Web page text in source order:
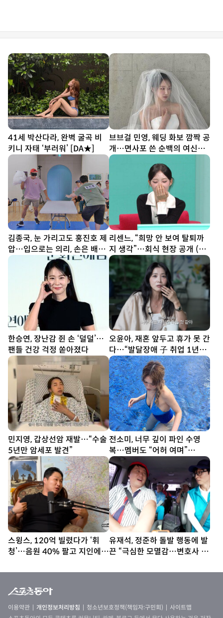
41세 박산다라, 완벽 굴곡 비
키니 자태 ‘부러워’ [DA★]
브브걸 민영, 웨딩 화보 깜짝 공
개…면사포 쓴 순백의 여신
[DA★]
김종국, 눈 가리고도 홍진호 제
압…입으로는 의리, 손은 배신
(런닝맨)
리센느, “희망 안 보여 탈퇴까
지 생각”…회식 현장 공개 (전
참시)
한승연, 장난감 쥔 손 ‘덜덜’…
팬들 건강 걱정 쏟아졌다
오윤아, 재혼 앞두고 휴가 못 간
다…“발달장애 子 취업 1년
차” [SD톡톡]
민지영, 갑상선암 재발…“수술
5년만 암세포 발견”
전소미, 너무 깊이 파인 수영
복…멤버도 “어허 여며”
[DA★]
스윙스, 120억 빌렸다가 ‘휘
청’…음원 40% 팔고 지인에
유재석, 정준하 돌발 행동에 발
끈 “극심한 모멸감…변호사 부
이용약관 개인정보처리방침 청소년보호정책(책임자:구민회)
사이트맵